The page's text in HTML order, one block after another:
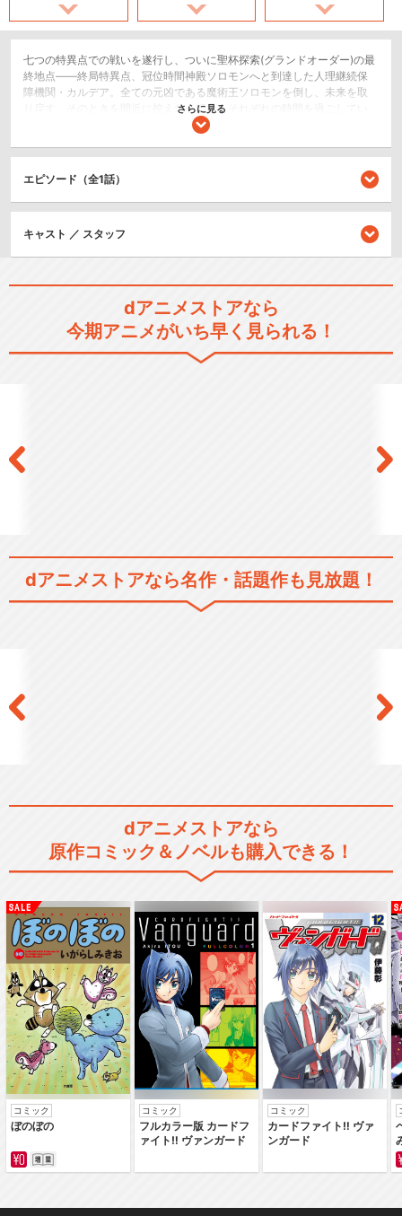
七つの特異点での戦いを遂行し、ついに聖杯探索(グランドオーダー)の最
終地点――終局特異点、冠位時間神殿ソロモンへと到達した人理継続保
障機関・カルデア。全ての元凶である魔術王ソロモンを倒し、未来を取
り戻す。そのときを間近に控えた一行は、それぞれの時間を過ごしてい
た。ロマニ・アーキマンは自分がこれから行うであろう選択に、マシュ
新たな礼装に身を包もうとしていた。これまでに得た多くの出会い、そ
して多くの未来を賭け、藤丸とマシュはついに最後の作戦へと赴く……。
©TYPE-MOON / FGO7 ANIME PROJECT
SF/ファンタジー
アクション/バトル
シリーズ／関連のアニメ作品
Fate/stay night
Fate/Zero
Fate/strange Fake -Whis…
TVアニメ『Fate/strange Fa
ke』
劇場版Fate/stay night UNL
I…
さらに見る
エピソード（全1話）
キャスト ／ スタッフ
dアニメストアなら
今期アニメがいち早く見られる！
dアニメストアなら名作・話題作も見放題！
dアニメストアなら
原作コミック＆ノベルも購入できる！
コミック
ぼのぼの
コミック
フルカラー版 カードフ
ァイト‼ ヴァンガード
コミック
カードファイト‼ ヴァ
ンガード